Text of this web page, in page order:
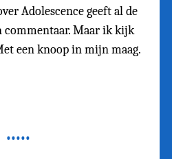
Adolescence geeft al de
commentaar. Maar ik kijk
een knoop in mijn maag.